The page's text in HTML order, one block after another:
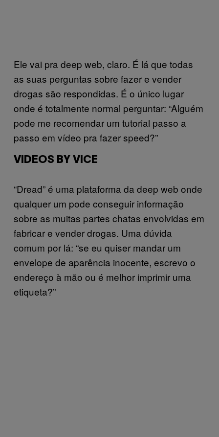
Ele vai pra deep web, claro. É lá que todas
as suas perguntas sobre fazer e vender
drogas são respondidas. É o único lugar
onde é totalmente normal perguntar: “Alguém
pode me recomendar um tutorial passo a
passo em vídeo pra fazer speed?”
VIDEOS BY VICE
“Dread” é uma plataforma da deep web onde
qualquer um pode conseguir informação
sobre as muitas partes chatas envolvidas em
fabricar e vender drogas. Uma dúvida
comum por lá: “se eu quiser mandar um
envelope de aparência inocente, escrevo o
endereço à mão ou é melhor imprimir uma
etiqueta?”